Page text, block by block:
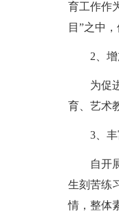
育工作作
目”之中
2、
为促
育、艺术
3、
自开
生刻苦练
情，整体